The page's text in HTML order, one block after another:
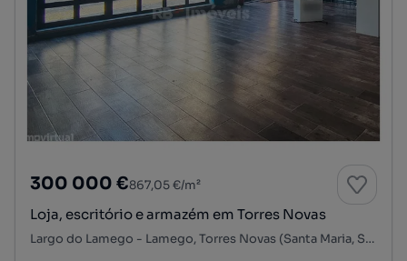
300 000 €867,05 €/m²
Loja, escritório e armazém em Torres Novas
Largo do Lamego - Lamego, Torres Novas (Santa Maria, Salvador e Santiago), Torres Novas, Santarém